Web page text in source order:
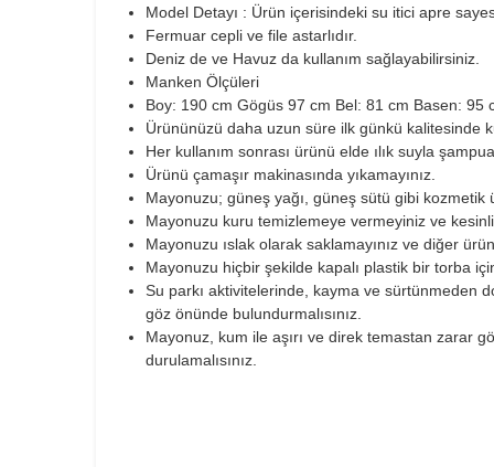
Model Detayı : Ürün içerisindeki su itici apre
Fermuar cepli ve file astarlıdır.
Deniz de ve Havuz da kullanım sağlayabilirsiniz.
Manken Ölçüleri
Boy: 190 cm Gögüs 97 cm Bel: 81 cm Basen: 95
Ürününüzü daha uzun süre ilk günkü kalitesinde
Her kullanım sonrası ürünü elde ılık suyla
Ürünü çamaşır makinasında yıkamayınız.
Mayonuzu; güneş yağı, güneş sütü gibi
Mayonuzu kuru temizlemeye vermeyiniz ve
Mayonuzu ıslak olarak saklamayınız ve diğer
Mayonuzu hiçbir şekilde kapalı plastik bir torba
Su parkı aktivitelerinde, kayma ve sürtünmeden
göz önünde bulundurmalısınız.
Mayonuz, kum ile aşırı ve direk temastan zarar
durulamalısınız.